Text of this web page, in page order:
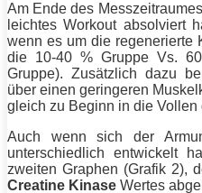
Am Ende des
leichtes Workout absolviert
wenn es um die regenerierte
die 10-40 % Gruppe Vs.
Gruppe). Zusätzlich dazu
über einen geringeren
gleich zu Beginn in die Vollen
Auch wenn sich der
unterschiedlich entwickelt
zweiten Graphen (Grafik 2),
Creatine Kinase Wertes